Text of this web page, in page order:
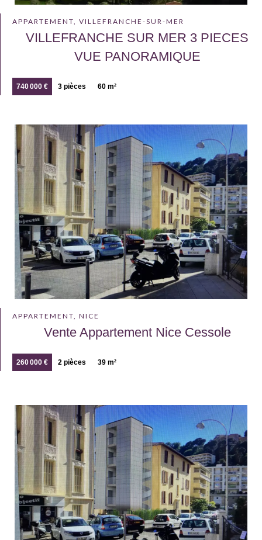
APPARTEMENT, VILLEFRANCHE-SUR-MER
VILLEFRANCHE SUR MER 3 PIECES
VUE PANORAMIQUE
740 000 € 3 pièces 60 m²
APPARTEMENT, NICE
Vente Appartement Nice Cessole
260 000 € 2 pièces 39 m²